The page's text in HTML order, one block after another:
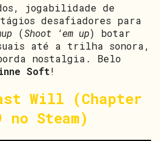
jogabilidade de
desafiadores para
(Shoot ‘em up) botar
até a trilha sonora,
nostalgia. Belo
Soft!
Will (Chapter
no Steam)